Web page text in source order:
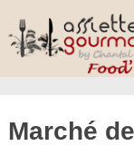
Marché